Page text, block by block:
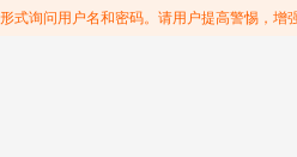
询问用户名和密码。请用户提高警惕，增